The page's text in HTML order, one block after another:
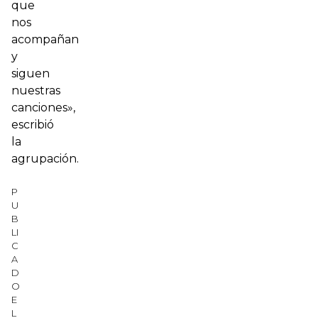
que
nos
acompañan
y
siguen
nuestras
canciones»,
escribió
la
agrupación.
P
U
B
LI
C
A
D
O
E
L